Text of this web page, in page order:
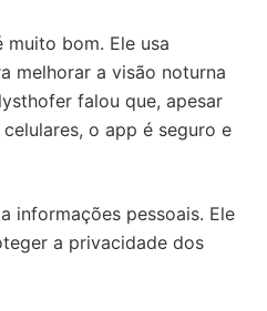
muito bom. Ele usa
melhorar a visão noturna
falou que, apesar
o app é seguro e
informações pessoais. Ele
a privacidade dos